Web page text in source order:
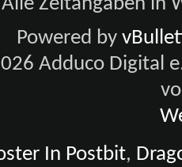
Alle Zeitangaben in
Powered by
Adduco Digital
In Postbit,